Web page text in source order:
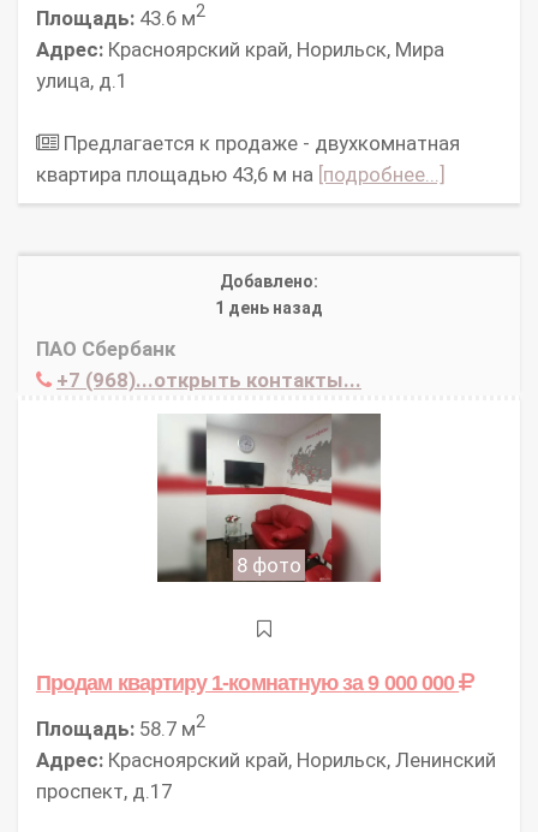
Площадь: 43.6 м2
Адрес: Красноярский край, Норильск, Мира
улица, д.1
Предлагается к продаже - двухкомнатная
квартира площадью 43,6 м на [подробнее...]
Добавлено:
1 день назад
ПАО Сбербанк
+7 (968)...открыть контакты...
8 фото
Продам квартиру 1-комнатнуюза 9 000 000
Площадь: 58.7 м2
Адрес: Красноярский край, Норильск, Ленинский
проспект, д.17